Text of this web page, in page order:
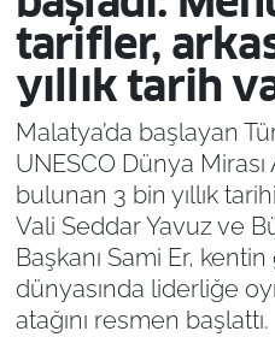
tarifler,
yıllık tarih
Malatya’da başlayan
UNESCO Dünya
bulunan 3 bin yıllık
Vali Seddar Yavuz ve
Başkanı Sami Er,
dünyasında liderliğe
atağını resmen başlattı.